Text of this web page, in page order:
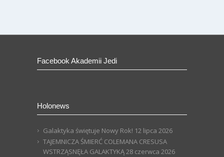
Facebook Akademii Jedi
Holonews
Galaktyka świętuje Nowy Rok! 12 lipca 2026
TAJEMNICZA ŚMIERĆ COLEMANA CRESUSA
WSTRZĄSNĘŁA GALAKTYKĄ28 czerwca 2026